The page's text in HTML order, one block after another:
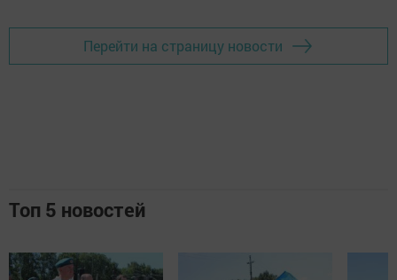
Перейти на страницу новости
Топ 5 новостей